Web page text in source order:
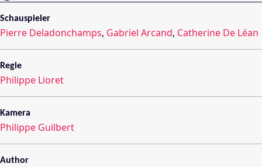
Schauspieler
Pierre Deladonchamps, Gabriel Arcand, Catherine De Léan
Regie
Philippe Lioret
Kamera
Philippe Guilbert
Author